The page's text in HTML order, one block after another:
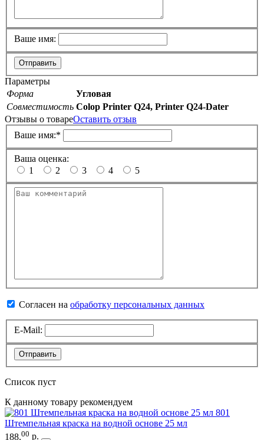
Ваше имя:
Отправить
Параметры
Форма
Угловая
Совместимость Colop Printer Q24, Printer Q24-Dater
Отзывы о товареОставить отзыв
Ваше имя:*
Ваша оценка:
1
2 3 4 5
Согласен на обработку персональных данных
E-Mail:
Отправить
Список пуст
К данному товару рекомендуем
801
Штемпельная краска на водной основе 25 мл
188,00 р.